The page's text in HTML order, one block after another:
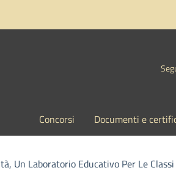
Concorsi Documenti e
Un Laboratorio Educativo Per Le Classi